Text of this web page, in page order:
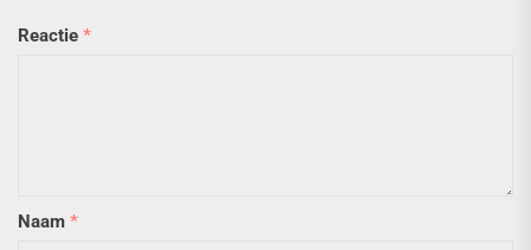
Reactie *
Naam *